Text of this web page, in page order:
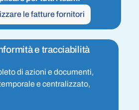
le fatture fornitori
e tracciabilità
di azioni e documenti,
e centralizzato,